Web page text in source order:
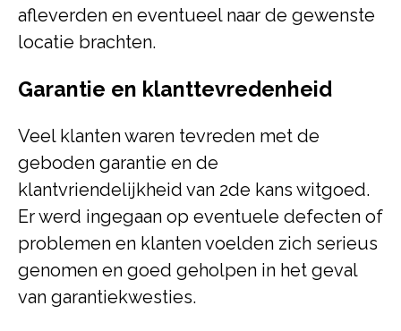
afleverden en eventueel naar de gewenste
locatie brachten.
Garantie en klanttevredenheid
Veel klanten waren tevreden met de
geboden garantie en de
klantvriendelijkheid van 2de kans witgoed.
Er werd ingegaan op eventuele defecten of
problemen en klanten voelden zich serieus
genomen en goed geholpen in het geval
van garantiekwesties.